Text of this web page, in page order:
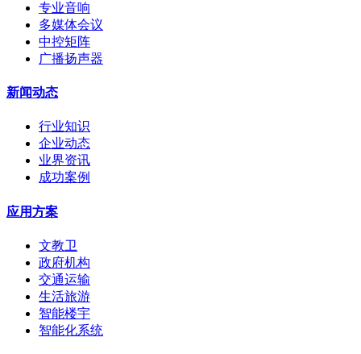
专业音响
多媒体会议
中控矩阵
广播扬声器
新闻动态
行业知识
企业动态
业界资讯
成功案例
应用方案
文教卫
政府机构
交通运输
生活旅游
智能楼宇
智能化系统